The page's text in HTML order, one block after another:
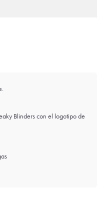
Blinders con el logotipo de